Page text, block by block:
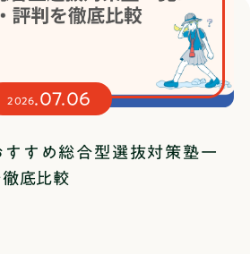
てください。何を研究すべき
になったかを聞くことで、生
な問いが生まれやすくなりま
課題研究とは、学校で与えら
考察を通じて答えを導き出す探
は総合的な探究の時間の一環
も珍しくありません。大学の卒
2026.07.06
すすめ総合型選抜対策塾一
底比較